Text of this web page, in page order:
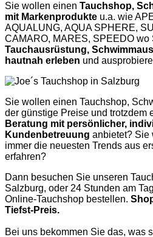
Sie wollen einen Tauchshop,
mit Markenprodukte u.a. wie
AQUALUNG, AQUA SPHERE,
CAMARO, MARES, SPEEDO wo
Tauchausrüstung,
hautnah erleben und
Sie wollen einen Tauchshop,
der günstige Preise und trotzdem
Beratung mit persönlicher,
Kundenbetreuung anbietet? Sie
immer die neuesten Trends aus
erfahren?
Dann besuchen Sie unseren
Salzburg, oder 24 Stunden am
Online-Tauchshop bestellen.
Tiefst-Preis.
Bei uns bekommen Sie das, was